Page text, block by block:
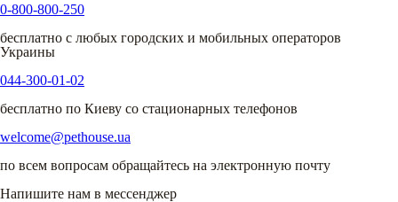
0-800-800-250
бесплатно с любых городских и мобильных операторов
Украины
044-300-01-02
бесплатно по Киеву со стационарных телефонов
welcome@pethouse.ua
по всем вопросам обращайтесь на электронную почту
Напишите нам в мессенджер